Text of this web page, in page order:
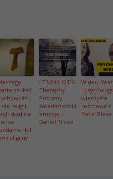
szukać
nie religii
skąd się
religijny
LTS 044: OIDA
Theraphy
Poziomy
świadomości i
emocje –
Daniel Troev
Wideo.
i
wieczysta
rozmowa z
Petia Gieva